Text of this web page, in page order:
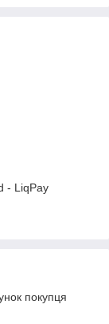
- LiqPay
покупця